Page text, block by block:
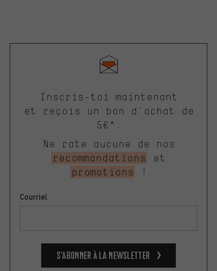
Inscris-toi maintenant
et reçois un bon d'achat de
5€*.
Ne rate aucune de nos
recommandations
et
promotions
!
Courriel
S’abonner à la newsletter